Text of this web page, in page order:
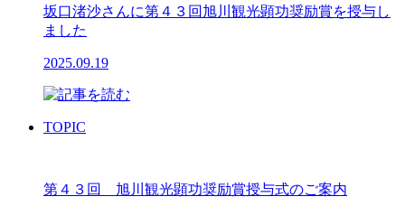
坂口渚沙さんに第４３回旭川観光顕功奨励賞を授与し
ました
2025.09.19
TOPIC
第４３回 旭川観光顕功奨励賞授与式のご案内